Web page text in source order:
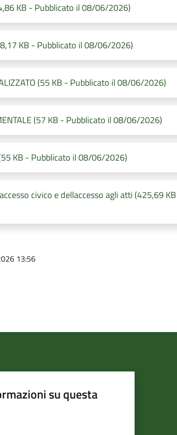
KB - Pubblicato il 08/06/2026)
KB - Pubblicato il 08/06/2026)
(55 KB - Pubblicato il 08/06/2026)
(57 KB - Pubblicato il 08/06/2026)
(55 KB - Pubblicato il 08/06/2026)
civico e dellaccesso agli atti (425,69
13:56
su questa